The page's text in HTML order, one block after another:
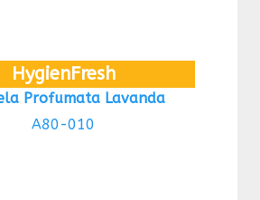
HygienFresh
Profumata Lavanda
A80-010